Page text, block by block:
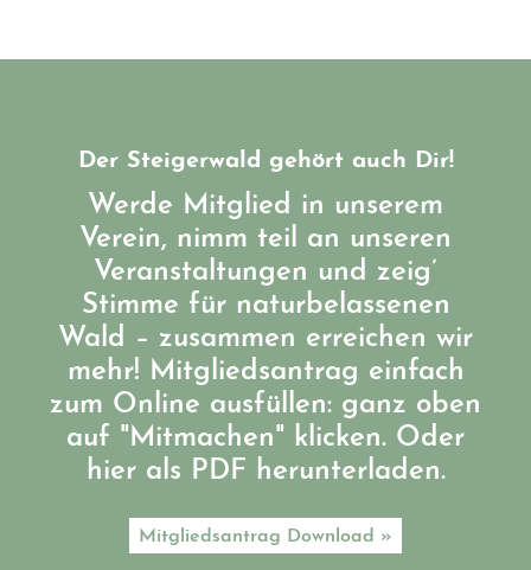
Der Steigerwald gehört auch Dir!
Werde Mitglied in unserem
Verein, nimm teil an unseren
Veranstaltungen und zeig’
Stimme für naturbelassenen
Wald – zusammen erreichen wir
mehr! Mitgliedsantrag einfach
zum Online ausfüllen: ganz oben
auf "Mitmachen" klicken. Oder
hier als PDF herunterladen.
Mitgliedsantrag Download »